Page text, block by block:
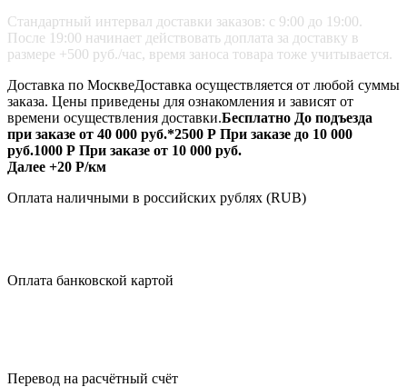
Стандартный интервал доставки заказов: с 9:00 до 19:00.
После 19:00 начинает действовать доплата за доставку в
размере +500 руб./час, время заноса товара тоже учитывается.
Доставка по МосквеДоставка осуществляется от любой суммы
заказа. Цены приведены для ознакомления и зависят от
времени осуществления доставки.Бесплатно До подъезда
при заказе от 40 000 руб.*2500 Р При заказе до 10 000
руб.1000 Р При заказе от 10 000 руб.
Далее +20 Р/км
Оплата наличными в российских рублях (RUB)
Оплата банковской картой
Перевод на расчётный счёт